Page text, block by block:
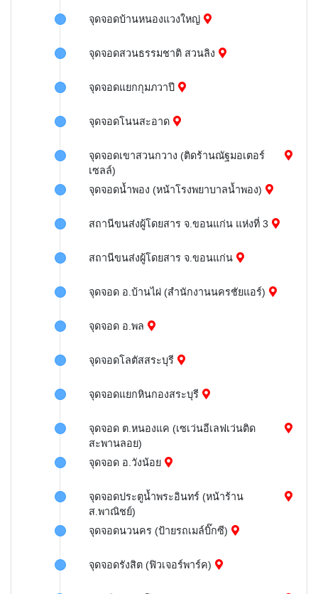
จุดจอดบ้านหนองแวงใหญ่
จุดจอดสวนธรรมชาติ สวนลิง
จุดจอดแยกกุมภวาปี
จุดจอดโนนสะอาด
จุดจอดเขาสวนกวาง (ติดร้านณัฐมอเตอร์
เซลล์)
จุดจอดน้ำพอง (หน้าโรงพยาบาลน้ำพอง)
สถานีขนส่งผู้โดยสาร จ.ขอนแก่น แห่งที่ 3
สถานีขนส่งผู้โดยสาร จ.ขอนแก่น
จุดจอด อ.บ้านไผ่ (สำนักงานนครชัยแอร์)
จุดจอด อ.พล
จุดจอดโลตัสสระบุรี
จุดจอดแยกหินกองสระบุรี
จุดจอด ต.หนองแค (เซเว่นอีเลฟเว่นติด
สะพานลอย)
จุดจอด อ.วังน้อย
จุดจอดประตูน้ำพระอินทร์ (หน้าร้าน
ส.พาณิชย์)
จุดจอดนวนคร (ป้ายรถเมล์บิ๊กซี)
จุดจอดรังสิต (ฟิวเจอร์พาร์ค)